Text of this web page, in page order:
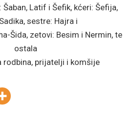
Šaban, Latif i Šefik, kćeri: Šefija,
sestre: Hajra i
Šida, zetovi: Besim i Nermin, te
ostala
rodbina, prijatelji i komšije